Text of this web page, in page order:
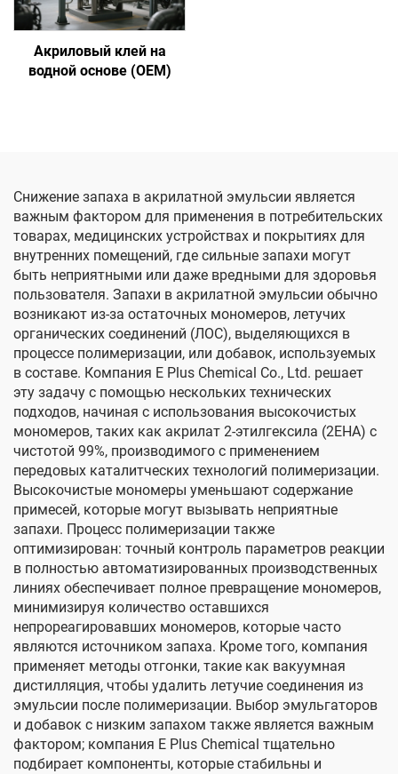
Акриловый клей на
водной основе (OEM)
Снижение запаха в акрилатной эмульсии является
важным фактором для применения в потребительских
товарах, медицинских устройствах и покрытиях для
внутренних помещений, где сильные запахи могут
быть неприятными или даже вредными для здоровья
пользователя. Запахи в акрилатной эмульсии обычно
возникают из-за остаточных мономеров, летучих
органических соединений (ЛОС), выделяющихся в
процессе полимеризации, или добавок, используемых
в составе. Компания E Plus Chemical Co., Ltd. решает
эту задачу с помощью нескольких технических
подходов, начиная с использования высокочистых
мономеров, таких как акрилат 2-этилгексила (2EHA) с
чистотой 99%, производимого с применением
передовых каталитческих технологий полимеризации.
Высокочистые мономеры уменьшают содержание
примесей, которые могут вызывать неприятные
запахи. Процесс полимеризации также
оптимизирован: точный контроль параметров реакции
в полностью автоматизированных производственных
линиях обеспечивает полное превращение мономеров,
минимизируя количество оставшихся
непрореагировавших мономеров, которые часто
являются источником запаха. Кроме того, компания
применяет методы отгонки, такие как вакуумная
дистилляция, чтобы удалить летучие соединения из
эмульсии после полимеризации. Выбор эмульгаторов
и добавок с низким запахом также является важным
фактором; компания E Plus Chemical тщательно
подбирает компоненты, которые стабильны и